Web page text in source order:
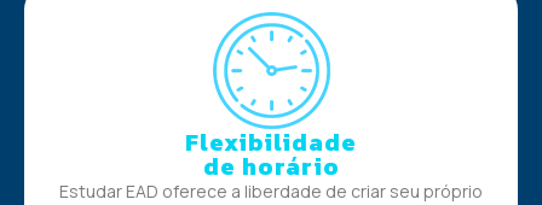
Flexibilidade
de horário
Estudar EAD oferece a liberdade de criar seu próprio